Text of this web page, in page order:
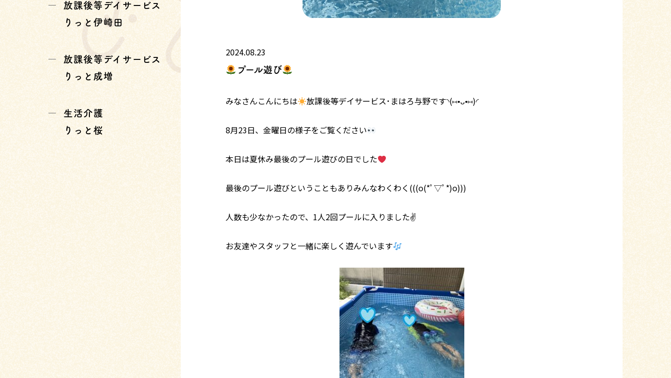
2024.08.23
プール遊び
みなさんこんにちは 放課後等デイサービス･まはろ与野です◝(⑅•ᴗ•⑅)◜
8月23日、金曜日の様子をご覧ください
本日は夏休み最後のプール遊びの日でした
最後のプール遊びということもありみんなわくわく(((o(*ﾟ▽ﾟ*)o)))
人数も少なかったので、1人2回プールに入りました✌
お友達やスタッフと一緒に楽しく遊んでいます
放課後等デイサービス
りっと伊崎田
放課後等デイサービス
りっと成増
生活介護
りっと桜